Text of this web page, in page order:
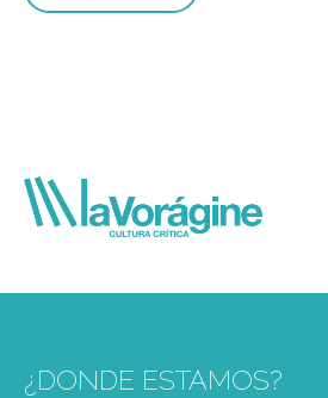
¿DONDE ESTAMOS?